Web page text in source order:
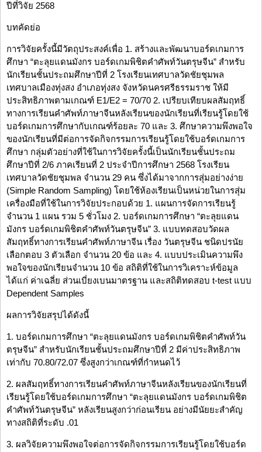
ปีที่วิจัย 2568
บทคัดย่อ
การวิจัยครั้งนี้มีวัตถุประสงค์เพื่อ 1. สร้างและพัฒนาบอร์ดเกมการ
ศึกษา “ตะลุยแดนมังกร บอร์ดเกมพิชิตคำศัพท์วันตรุษจีน” สำหรับ
นักเรียนชั้นประถมศึกษาปีที่ 2 โรงเรียนเทศบาลวัดชัยชุมพล
เทศบาลเมืองทุ่งสง อำเภอทุ่งสง จังหวัดนครศรีธรรมราช ให้มี
ประสิทธิภาพตามเกณฑ์ E1/E2 = 70/70 2. เปรียบเทียบผลสัมฤทธิ์
ทางการเรียนคำศัพท์ภาษาจีนหลังเรียนของนักเรียนที่เรียนรู้โดยใช้
บอร์ดเกมการศึกษากับเกณฑ์ร้อยละ 70 และ 3. ศึกษาความพึงพอใจ
ของนักเรียนที่มีต่อการจัดกิจกรรมการเรียนรู้โดยใช้บอร์ดเกมการ
ศึกษา กลุ่มตัวอย่างที่ใช้ในการวิจัยครั้งนี้เป็นนักเรียนชั้นประถม
ศึกษาปีที่ 2/6 ภาคเรียนที่ 2 ประจำปีการศึกษา 2568 โรงเรียน
เทศบาลวัดชัยชุมพล จำนวน 29 คน ซึ่งได้มาจากการสุ่มอย่างง่าย
(Simple Random Sampling) โดยใช้ห้องเรียนเป็นหน่วยในการสุ่ม
เครื่องมือที่ใช้ในการวิจัยประกอบด้วย 1. แผนการจัดการเรียนรู้
จำนวน 1 แผน รวม 5 ชั่วโมง 2. บอร์ดเกมการศึกษา “ตะลุยแดน
มังกร บอร์ดเกมพิชิตคำศัพท์วันตรุษจีน” 3. แบบทดสอบวัดผล
สัมฤทธิ์ทางการเรียนคำศัพท์ภาษาจีน เรื่อง วันตรุษจีน ชนิดปรนัย
เลือกตอบ 3 ตัวเลือก จำนวน 20 ข้อ และ 4. แบบประเมินความพึง
พอใจของนักเรียนจำนวน 10 ข้อ สถิติที่ใช้ในการวิเคราะห์ข้อมูล
ได้แก่ ค่าเฉลี่ย ส่วนเบี่ยงเบนมาตรฐาน และสถิติทดสอบ t-test แบบ
Dependent Samples
ผลการวิจัยสรุปได้ดังนี้
1. บอร์ดเกมการศึกษา “ตะลุยแดนมังกร บอร์ดเกมพิชิตคำศัพท์วัน
ตรุษจีน” สำหรับนักเรียนชั้นประถมศึกษาปีที่ 2 มีค่าประสิทธิภาพ
เท่ากับ 70.80/72.07 ซึ่งสูงกว่าเกณฑ์ที่กำหนดไว้
2. ผลสัมฤทธิ์ทางการเรียนคำศัพท์ภาษาจีนหลังเรียนของนักเรียนที่
เรียนรู้โดยใช้บอร์ดเกมการศึกษา “ตะลุยแดนมังกร บอร์ดเกมพิชิต
คำศัพท์วันตรุษจีน” หลังเรียนสูงกว่าก่อนเรียน อย่างมีนัยยะสำคัญ
ทางสถิติที่ระดับ .01
3. ผลวิจัยความพึงพอใจต่อการจัดกิจกรรมการเรียนรู้โดยใช้บอร์ด